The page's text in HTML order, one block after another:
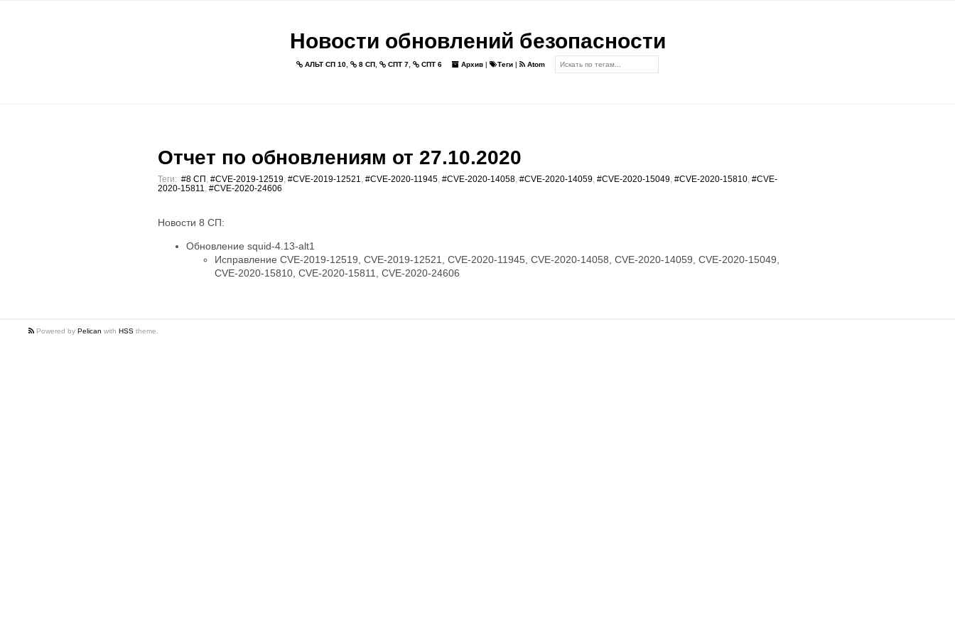
Новости обновлений безопасности
АЛЬТ СП 10 8 СП СПТ 7 СПТ 6 Архив | Теги | Atom
Отчет по обновлениям от 27.10.2020
Теги: #8 СП #CVE-2019-12519 #CVE-2019-12521 #CVE-2020-11945 #CVE-2020-14058 #CVE-2020-14059 #CVE-2020-15049 #CVE-2020-15810 #CVE-
2020-15811
#CVE-2020-24606
Новости 8 СП:
Обновление squid-4.13-alt1
Исправление CVE-2019-12519, CVE-2019-12521, CVE-2020-11945, CVE-2020-14058, CVE-2020-14059, CVE-2020-15049,
CVE-2020-15810, CVE-2020-15811, CVE-2020-24606
Powered by Pelican with HSS theme.